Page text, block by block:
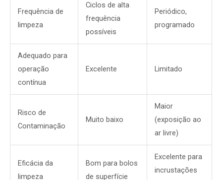
Frequência de
limpeza
Ciclos de alta
frequência
possíveis
Periódico,
programado
Adequado para
operação
contínua
Excelente Limitado
Risco de
Contaminação
Muito baixo
Maior
(exposição ao
ar livre)
Eficácia da
limpeza
Bom para bolos
de superfície
Excelente para
incrustações